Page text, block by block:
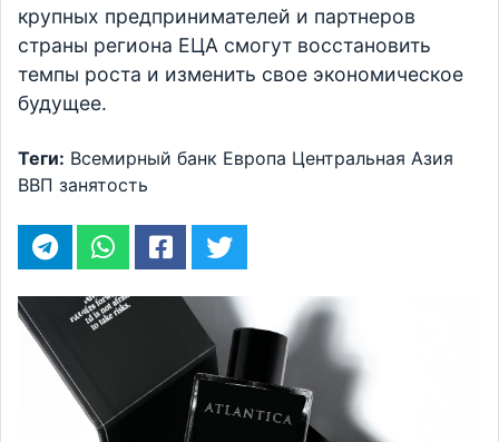
крупных предпринимателей и партнеров
страны региона ЕЦА смогут восстановить
темпы роста и изменить свое экономическое
будущее.
Теги: Всемирный банк Европа Центральная Азия
ВВП занятость